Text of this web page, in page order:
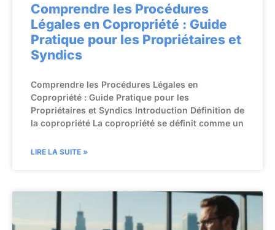
Comprendre les Procédures
Légales en Copropriété : Guide
Pratique pour les Propriétaires et
Syndics
Comprendre les Procédures Légales en
Copropriété : Guide Pratique pour les
Propriétaires et Syndics Introduction Définition de
la copropriété La copropriété se définit comme un
LIRE LA SUITE »